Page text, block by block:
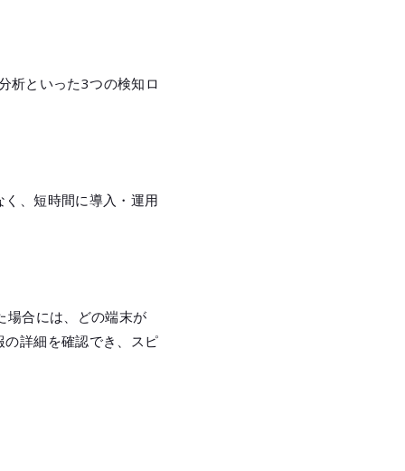
析といった3つの検知ロ
、短時間に導入・運用
場合には、どの端末が
詳細を確認でき、スピ